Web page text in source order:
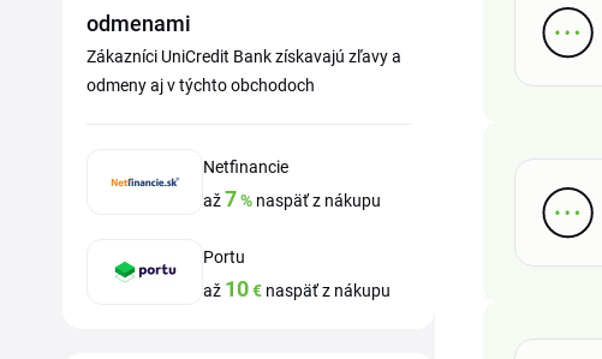
odmenami
Zákazníci UniCredit Bank získavajú zľavy a
odmeny aj v týchto obchodoch
Netfinancie
až7% naspäť z nákupu
Portu
až 10€ naspäť z nákupu